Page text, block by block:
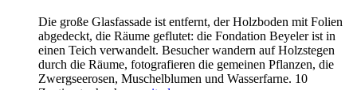
Die große Glasfassade ist entfernt, der Holzboden mit Folien
abgedeckt, die Räume geflutet: die Fondation Beyeler ist in
einen Teich verwandelt. Besucher wandern auf Holzstegen
durch die Räume, fotografieren die gemeinen Pflanzen, die
Zwergseerosen, Muschelblumen und Wasserfarne. 10